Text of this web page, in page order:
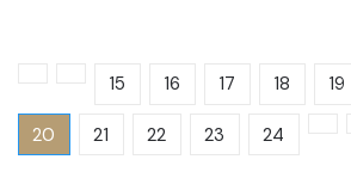
15 16 17 18 19
20 21 22 23 24